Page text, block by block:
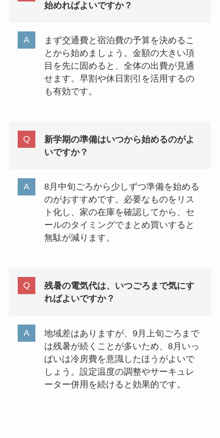
始めればよいですか？
まず交通費と宿泊費の予算を決めるこ
とから始めましょう。金額の大きい項
目を先に固めると、全体の出費が見通
せます。早割や休日割引を活用するの
も有効です。
新学期の準備はいつから始めるのがよ
いですか？
8月中旬ごろから少しずつ準備を始める
のがおすすめです。必要なものをリス
ト化し、家の在庫を確認してから、セ
ールのタイミングでまとめ買いすると
無駄が減ります。
残暑の電気代は、いつごろまで気にす
ればよいですか？
地域差はありますが、9月上旬ごろまで
は残暑が続くことが多いため、8月いっ
ぱいは冷房費を意識したほうがよいで
しょう。設定温度の調整やサーキュレ
ーター併用を続けると効果的です。